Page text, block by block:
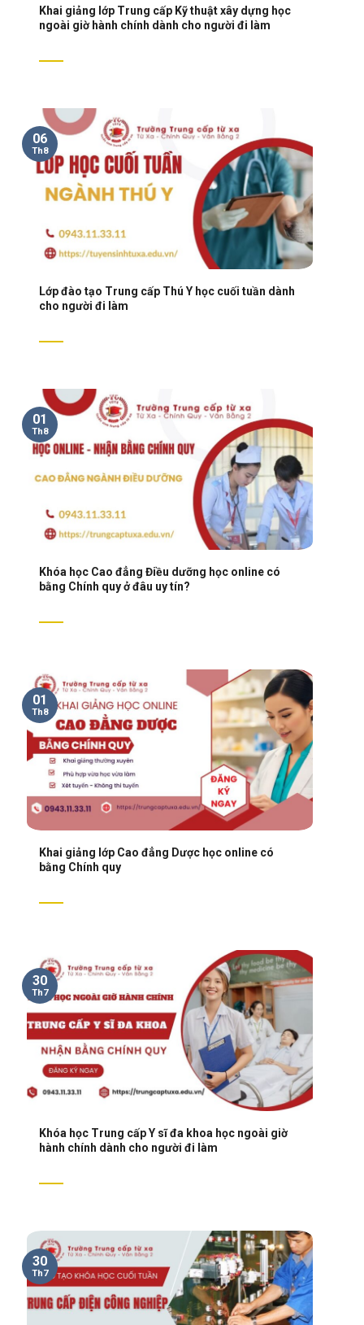
Khai giảng lớp Trung cấp Kỹ thuật xây dựng học
ngoài giờ hành chính dành cho người đi làm
Lớp đào tạo Trung cấp Thú Y học cuối tuần dành
cho người đi làm
06
Th8
Khóa học Cao đẳng Điều dưỡng học online có
bằng Chính quy ở đâu uy tín?
01
Th8
Khai giảng lớp Cao đẳng Dược học online có
bằng Chính quy
01
Th8
Khóa học Trung cấp Y sĩ đa khoa học ngoài giờ
hành chính dành cho người đi làm
30
Th7
30
Th7